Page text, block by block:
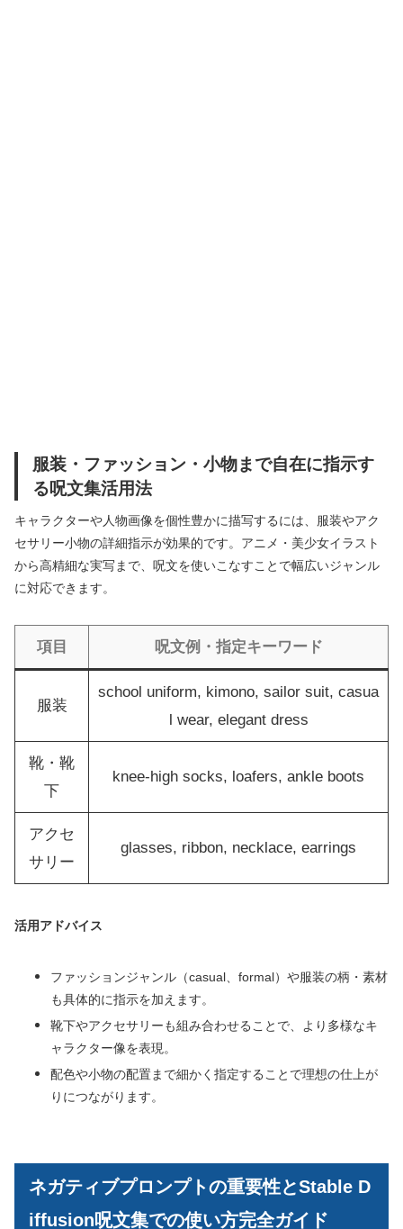
服装・ファッション・小物まで自在に指示す
る呪文集活用法
キャラクターや人物画像を個性豊かに描写するには、服装やアク
セサリー小物の詳細指示が効果的です。アニメ・美少女イラスト
から高精細な実写まで、呪文を使いこなすことで幅広いジャンル
に対応できます。
項目 呪文例・指定キーワード
服装
school uniform, kimono, sailor suit, casua
l wear, elegant dress
靴・靴
下
knee-high socks, loafers, ankle boots
アクセ
サリー
glasses, ribbon, necklace, earrings
活用アドバイス
ファッションジャンル（casual、formal）や服装の柄・素材
も具体的に指示を加えます。
靴下やアクセサリーも組み合わせることで、より多様なキ
ャラクター像を表現。
配色や小物の配置まで細かく指定することで理想の仕上が
りにつながります。
ネガティブプロンプトの重要性とStable D
iffusion呪文集での使い方完全ガイド